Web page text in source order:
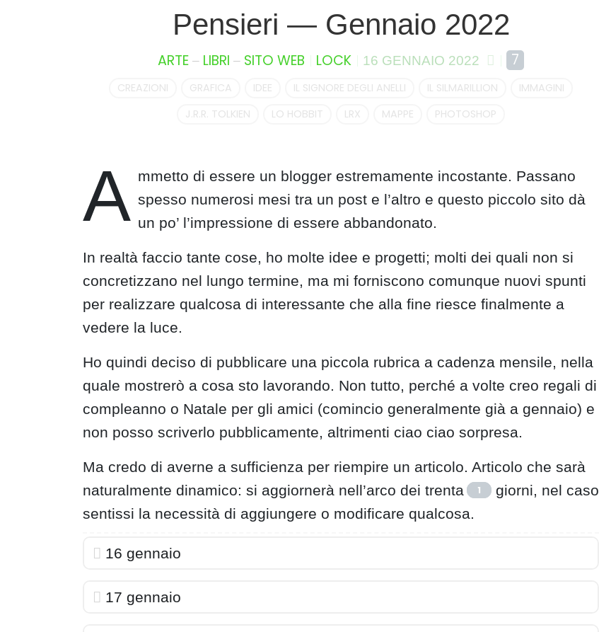
Pensieri — Gennaio 2022
ARTE– LIBRI – SITO WEB LOCK 16 GENNAIO 2022 7
CREAZIONI GRAFICA IDEE IL SIGNORE DEGLI ANELLI IL SILMARILLION
IMMAGINI
J.R.R. TOLKIEN
LO HOBBIT LRX MAPPE PHOTOSHOP
A mmetto di essere un blogger estremamente incostante. Passano
spesso numerosi mesi tra un post e l’altro e questo piccolo sito dà
un po’ l’impressione di essere abbandonato.
In realtà faccio tante cose, ho molte idee e progetti; molti dei quali non si
concretizzano nel lungo termine, ma mi forniscono comunque nuovi spunti
per realizzare qualcosa di interessante che alla fine riesce finalmente a
vedere la luce.
Ho quindi deciso di pubblicare una piccola rubrica a cadenza mensile, nella
quale mostrerò a cosa sto lavorando. Non tutto, perché a volte creo regali di
compleanno o Natale per gli amici (comincio generalmente già a gennaio) e
non posso scriverlo pubblicamente, altrimenti ciao ciao sorpresa.
Ma credo di averne a sufficienza per riempire un articolo. Articolo che sarà
naturalmente dinamico: si aggiornerà nell’arco dei trenta
1
giorni, nel caso
sentissi la necessità di aggiungere o modificare qualcosa.
16 gennaio
17 gennaio